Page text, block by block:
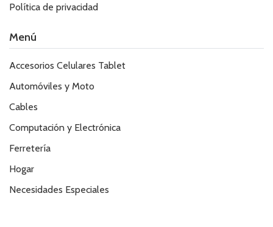
Política de privacidad
Menú
Accesorios Celulares Tablet
Automóviles y Moto
Cables
Computación y Electrónica
Ferretería
Hogar
Necesidades Especiales